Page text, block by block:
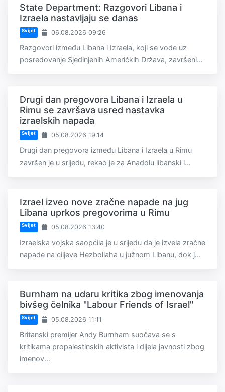
State Department: Razgovori Libana i
Izraela nastavljaju se danas
Svijet 06.08.2026 09:26
Razgovori između Libana i Izraela, koji se vode uz
posredovanje Sjedinjenih Američkih Država, završeni...
Drugi dan pregovora Libana i Izraela u
Rimu se završava usred nastavka
izraelskih napada
Svijet 05.08.2026 19:14
Drugi dan pregovora između Libana i Izraela u Rimu
završen je u srijedu, rekao je za Anadolu libanski i...
Izrael izveo nove zračne napade na jug
Libana uprkos pregovorima u Rimu
Svijet 05.08.2026 13:40
Izraelska vojska saopćila je u srijedu da je izvela zračne
napade na ciljeve Hezbollaha u južnom Libanu, dok j...
Burnham na udaru kritika zbog imenovanja
bivšeg čelnika "Labour Friends of Israel"
Svijet 05.08.2026 11:11
Britanski premijer Andy Burnham suočava se s
kritikama propalestinskih aktivista i dijela javnosti zbog
imenov...